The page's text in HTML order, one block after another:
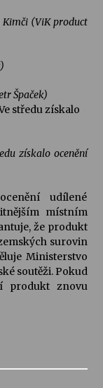
(ViK product
Špaček)
získalo ocenění
udílené
místním
že produkt
surovin
Ministerstvo
soutěži. Pokud
produkt znovu